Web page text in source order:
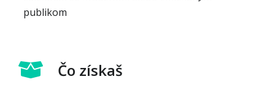
publikom
Čo získaš